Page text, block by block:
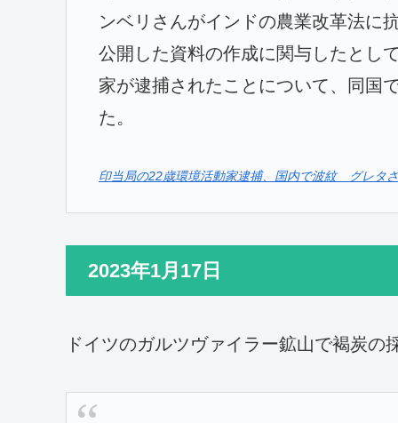
ンベリさんがインドの農業改革法に
公開した資料の作成に関与したとし
家が逮捕されたことについて、同国
た。
印当局の22歳環境活動家逮捕、国内で波紋 グレタ
2023年1月17日
ドイツのガルツヴァイラー鉱山で褐炭の